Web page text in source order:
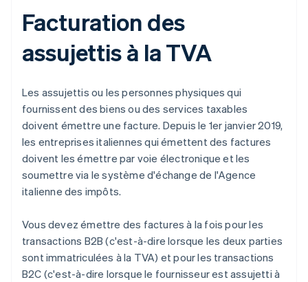
Facturation des
assujettis à la TVA
Les assujettis ou les personnes physiques qui
fournissent des biens ou des services taxables
doivent émettre une facture. Depuis le 1er janvier 2019,
les entreprises italiennes qui émettent des factures
doivent les émettre par voie électronique et les
soumettre via le système d'échange de l'Agence
italienne des impôts.
Vous devez émettre des factures à la fois pour les
transactions B2B (c'est-à-dire lorsque les deux parties
sont immatriculées à la TVA) et pour les transactions
B2C (c'est-à-dire lorsque le fournisseur est assujetti à